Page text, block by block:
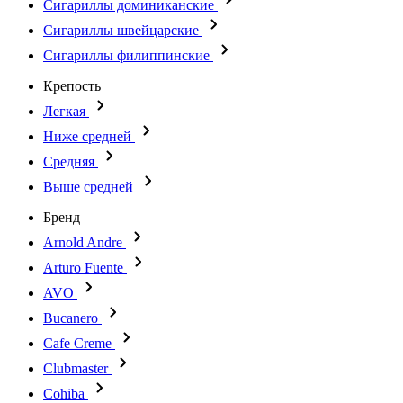
Сигариллы доминиканские
Сигариллы швейцарские
Сигариллы филиппинские
Крепость
Легкая
Ниже средней
Средняя
Выше средней
Бренд
Arnold Andre
Arturo Fuente
AVO
Bucanero
Cafe Creme
Clubmaster
Cohiba